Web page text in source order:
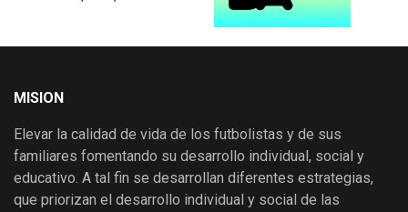
MISION
Elevar la calidad de vida de los futbolistas y de sus
familiares fomentando su desarrollo individual, social y
educativo. A tal fin se desarrollan diferentes estrategias,
que priorizan el desarrollo individual y social de las